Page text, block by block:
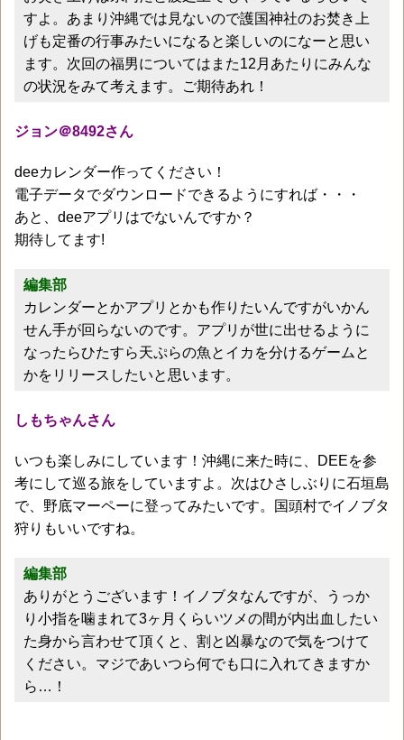
すよ。あまり沖縄では見ないので護国神社のお焚き上
げも定番の行事みたいになると楽しいのになーと思い
ます。次回の福男についてはまた12月あたりにみんな
の状況をみて考えます。ご期待あれ！
ジョン＠8492さん
deeカレンダー作ってください！
電子データでダウンロードできるようにすれば・・・
あと、deeアプリはでないんですか？
期待してます!
編集部
カレンダーとかアプリとかも作りたいんですがいかん
せん手が回らないのです。アプリが世に出せるように
なったらひたすら天ぷらの魚とイカを分けるゲームと
かをリリースしたいと思います。
しもちゃんさん
いつも楽しみにしています！沖縄に来た時に、DEEを参
考にして巡る旅をしていますよ。次はひさしぶりに石垣島
で、野底マーペーに登ってみたいです。国頭村でイノブタ
狩りもいいですね。
編集部
ありがとうございます！イノブタなんですが、うっか
り小指を噛まれて3ヶ月くらいツメの間が内出血したい
た身から言わせて頂くと、割と凶暴なので気をつけて
ください。マジであいつら何でも口に入れてきますか
ら…！